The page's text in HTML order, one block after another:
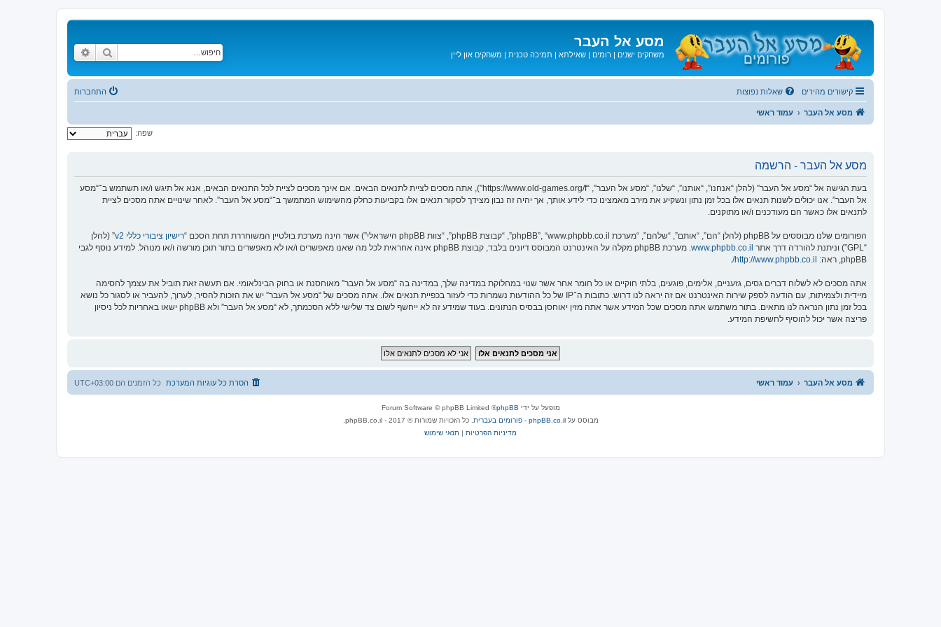
מסע אל העבר
משחקים ישנים | רומים | שאילתא | תמיכה טכנית | משחקים און ליין חיפוש
קישורים מהירים שאלות נפוצות התחברות
מסע אל העבר עמוד ראשי
שפה:
מסע אל העבר - הרשמה
בעת הגישה אל “מסע אל העבר” (להלן “אנחנו”, “אותנו”, “שלנו”, “מסע אל העבר”, “https://www.old-games.org/f”), אתה מסכים לציית לתנאים הבאים. אם אינך מסכים לציית לכל התנאים הבאים, אנא אל תיגש ו/או תשתמש ב־“מסע
אל העבר”. אנו יכולים לשנות תנאים אלו בכל זמן נתון ונשקיע את מירב מאמצינו כדי לידע אותך, אך יהיה זה נבון מצידך לסקור תנאים אלו בקביעות כחלק מהשימוש המתמשך ב־“מסע אל העבר”. לאחר שינויים אתה מסכים לציית
לתנאים אלו כאשר הם מעודכנים ו/או מתוקנים.
הפורומים שלנו מבוססים על phpBB (להלן “הם”, “אותם”, “שלהם”, “מערכת phpBB”, “www.phpbb.co.il”, “קבוצת phpBB”, “צוות phpBB הישראלי”) אשר הינה מערכת בולטיין המשוחררת תחת הסכם “ רישיון ציבורי כללי v2
” (להלן
“GPL”) וניתנת להורדה דרך אתר
www.phpbb.co.il
. מערכת phpBB מקלה על האינטרנט המבוסס דיונים בלבד, קבוצת phpBB אינה אחראית לכל מה שאנו מאפשרים ו/או לא מאפשרים בתור תוכן מורשה ו/או מנוהל. למידע נוסף לגבי
phpBB, ראה:
http://www.phpbb.co.il/
אתה מסכים לא לשלוח דברים גסים, גזעניים, אלימים, פוגעים, בלתי חוקיים או כל חומר אחר אשר שנוי במחלוקת במדינה שלך, במדינה בה “מסע אל העבר” מאוחסנת או בחוק הבינלאומי. אם תעשה זאת תוביל את עצמך לחסימה
מיידית ולצמיתות, עם הודעה לספק שירות האינטרנט אם זה יראה לנו דרוש. כתובות ה־IP של כל ההודעות נשמרות כדי לעזור בכפיית תנאים אלו. אתה מסכים של “מסע אל העבר” יש את הזכות להסיר, לערוך, להעביר או לסגור כל נושא
בכל זמן נתון הנראה לנו מתאים. בתור משתמש אתה מסכים שכל המידע אשר אתה מזין יאוחסן בבסיס הנתונים. בעוד שמידע זה לא ייחשף לשום צד שלישי ללא הסכמתך, לא “מסע אל העבר” ולא phpBB ישאו באחריות לכל ניסיון
פריצה אשר יכול להוסיף לחשיפת המידע.
מסע אל העבר עמוד ראשי כל הזמנים הם UTC+03:00 הסרת כל עוגיות המערכת
מופעל על ידי phpBB
® Forum Software © phpBB Limited
מבוסס עלphpBB.co.il - פורומים בעברית
. כל הזכויות שמורות © 2017 - phpBB.co.il.
מדיניות הפרטיות | תנאי שימוש